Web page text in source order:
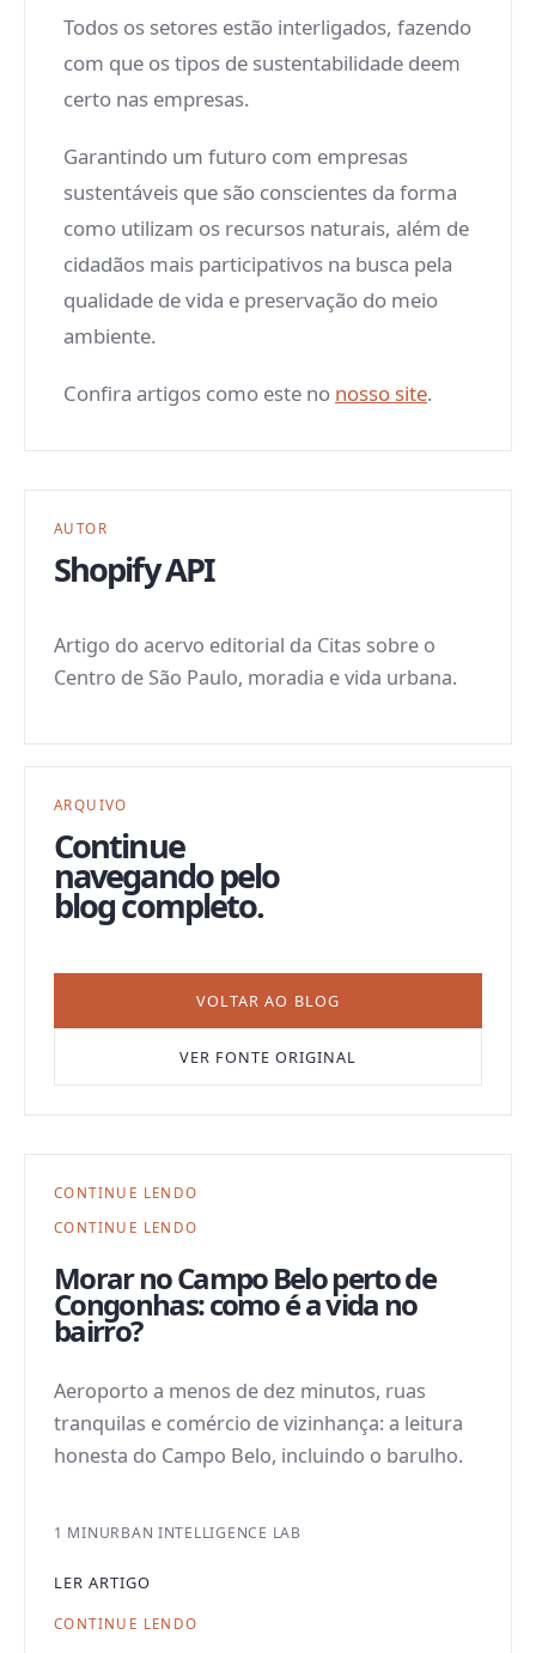
Todos os setores estão interligados, fazendo
com que os tipos de sustentabilidade deem
certo nas empresas.
Garantindo um futuro com empresas
sustentáveis que são conscientes da forma
como utilizam os recursos naturais, além de
cidadãos mais participativos na busca pela
qualidade de vida e preservação do meio
ambiente.
Confira artigos como este no nosso site.
AUTOR
Shopify API
Artigo do acervo editorial da Citas sobre o
Centro de São Paulo, moradia e vida urbana.
ARQUIVO
Continue
navegando pelo
blog completo.
VOLTAR AO BLOG
VER FONTE ORIGINAL
CONTINUE LENDO
CONTINUE LENDO
Morar no Campo Belo perto de
Congonhas: como é a vida no
bairro?
Aeroporto a menos de dez minutos, ruas
tranquilas e comércio de vizinhança: a leitura
honesta do Campo Belo, incluindo o barulho.
1 MINURBAN INTELLIGENCE LAB
LER ARTIGO
CONTINUE LENDO